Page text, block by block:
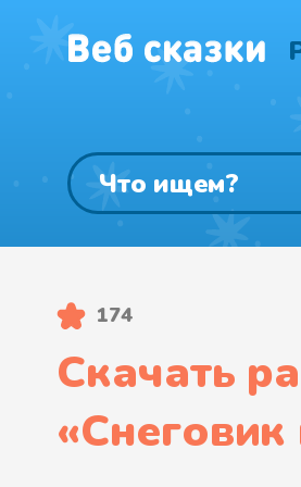
174
Скачать
«Снеговик